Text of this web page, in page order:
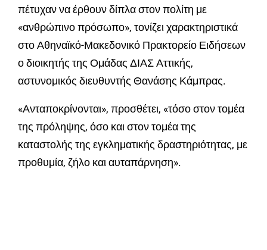
πέτυχαν να έρθουν δίπλα στον πολίτη με
«ανθρώπινο πρόσωπο», τονίζει χαρακτηριστικά
στο Αθηναϊκό-Μακεδονικό Πρακτορείο Ειδήσεων
ο διοικητής της Ομάδας ΔΙΑΣ Αττικής,
αστυνομικός διευθυντής Θανάσης Κάμπρας.
«Ανταποκρίνονται», προσθέτει, «τόσο στον τομέα
της πρόληψης, όσο και στον τομέα της
καταστολής της εγκληματικής δραστηριότητας, με
προθυμία, ζήλο και αυταπάρνηση».